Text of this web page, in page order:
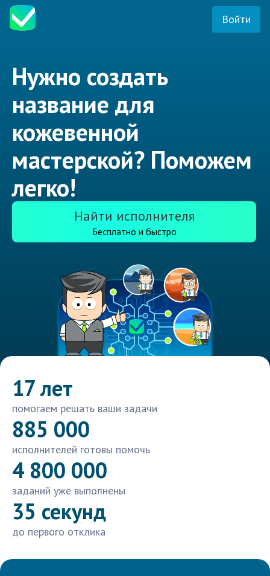
Войти
Нужно создать
название для
кожевенной
мастерской? Поможем
легко!
Найти исполнителя
Бесплатно и быстро
17 лет
помогаем решать ваши задачи
885 000
исполнителей готовы помочь
4 800 000
заданий уже выполнены
35 секунд
до первого отклика